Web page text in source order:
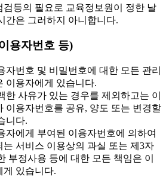
검등의 필요로 교육정보원이 정한 날
간은 그러하지 아니합니다.
용자번호 등)
번호 및 비밀번호에 대한 모든 관리
이용자에게 있습니다.
사유가 있는 경우를 제외하고는 이
이용자번호를 공유, 양도 또는 변경할
니다.
자에게 부여된 이용자번호에 의하여
는 서비스 이용상의 과실 또는 제3자
부정사용 등에 대한 모든 책임은 이
게 있습니다.